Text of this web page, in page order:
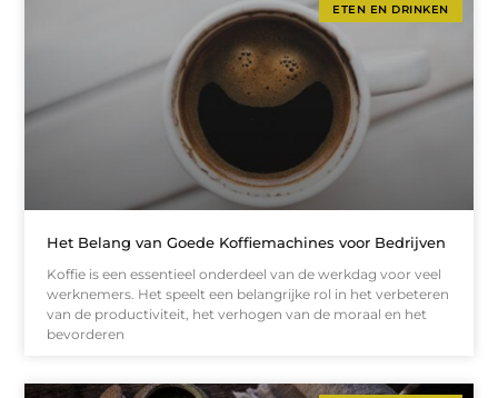
ETEN EN DRINKEN
Het Belang van Goede Koffiemachines voor Bedrijven
Koffie is een essentieel onderdeel van de werkdag voor veel
werknemers. Het speelt een belangrijke rol in het verbeteren
van de productiviteit, het verhogen van de moraal en het
bevorderen